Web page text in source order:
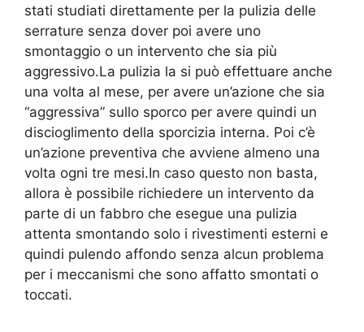
stati studiati direttamente per la pulizia delle
serrature senza dover poi avere uno
smontaggio o un intervento che sia più
aggressivo.La pulizia la si può effettuare anche
una volta al mese, per avere un’azione che sia
“aggressiva” sullo sporco per avere quindi un
discioglimento della sporcizia interna. Poi c’è
un’azione preventiva che avviene almeno una
volta ogni tre mesi.In caso questo non basta,
allora è possibile richiedere un intervento da
parte di un fabbro che esegue una pulizia
attenta smontando solo i rivestimenti esterni e
quindi pulendo affondo senza alcun problema
per i meccanismi che sono affatto smontati o
toccati.